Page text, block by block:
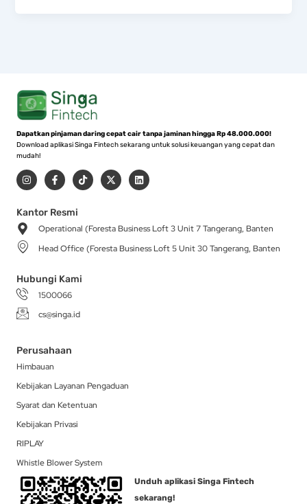
Dapatkan pinjaman daring cepat cair tanpa jaminan hingga Rp 48.000.000!
Download aplikasi Singa Fintech sekarang untuk solusi keuangan yang cepat dan
mudah!
I
n
s
a
g
r
a
m
F
a
c
b
o
-
T
i
k
X
-
t
t
r
L
i
n
i
Kantor Resmi
Operational (Foresta Business Loft 3 Unit 7 Tangerang, Banten
Head Office (Foresta Business Loft 5 Unit 30 Tangerang, Banten
Hubungi Kami
1500066
cs@singa.id
Perusahaan
Himbauan
Kebijakan Layanan Pengaduan
Syarat dan Ketentuan
Kebijakan Privasi
RIPLAY
Whistle Blower System
Unduh aplikasi Singa Fintech
sekarang!